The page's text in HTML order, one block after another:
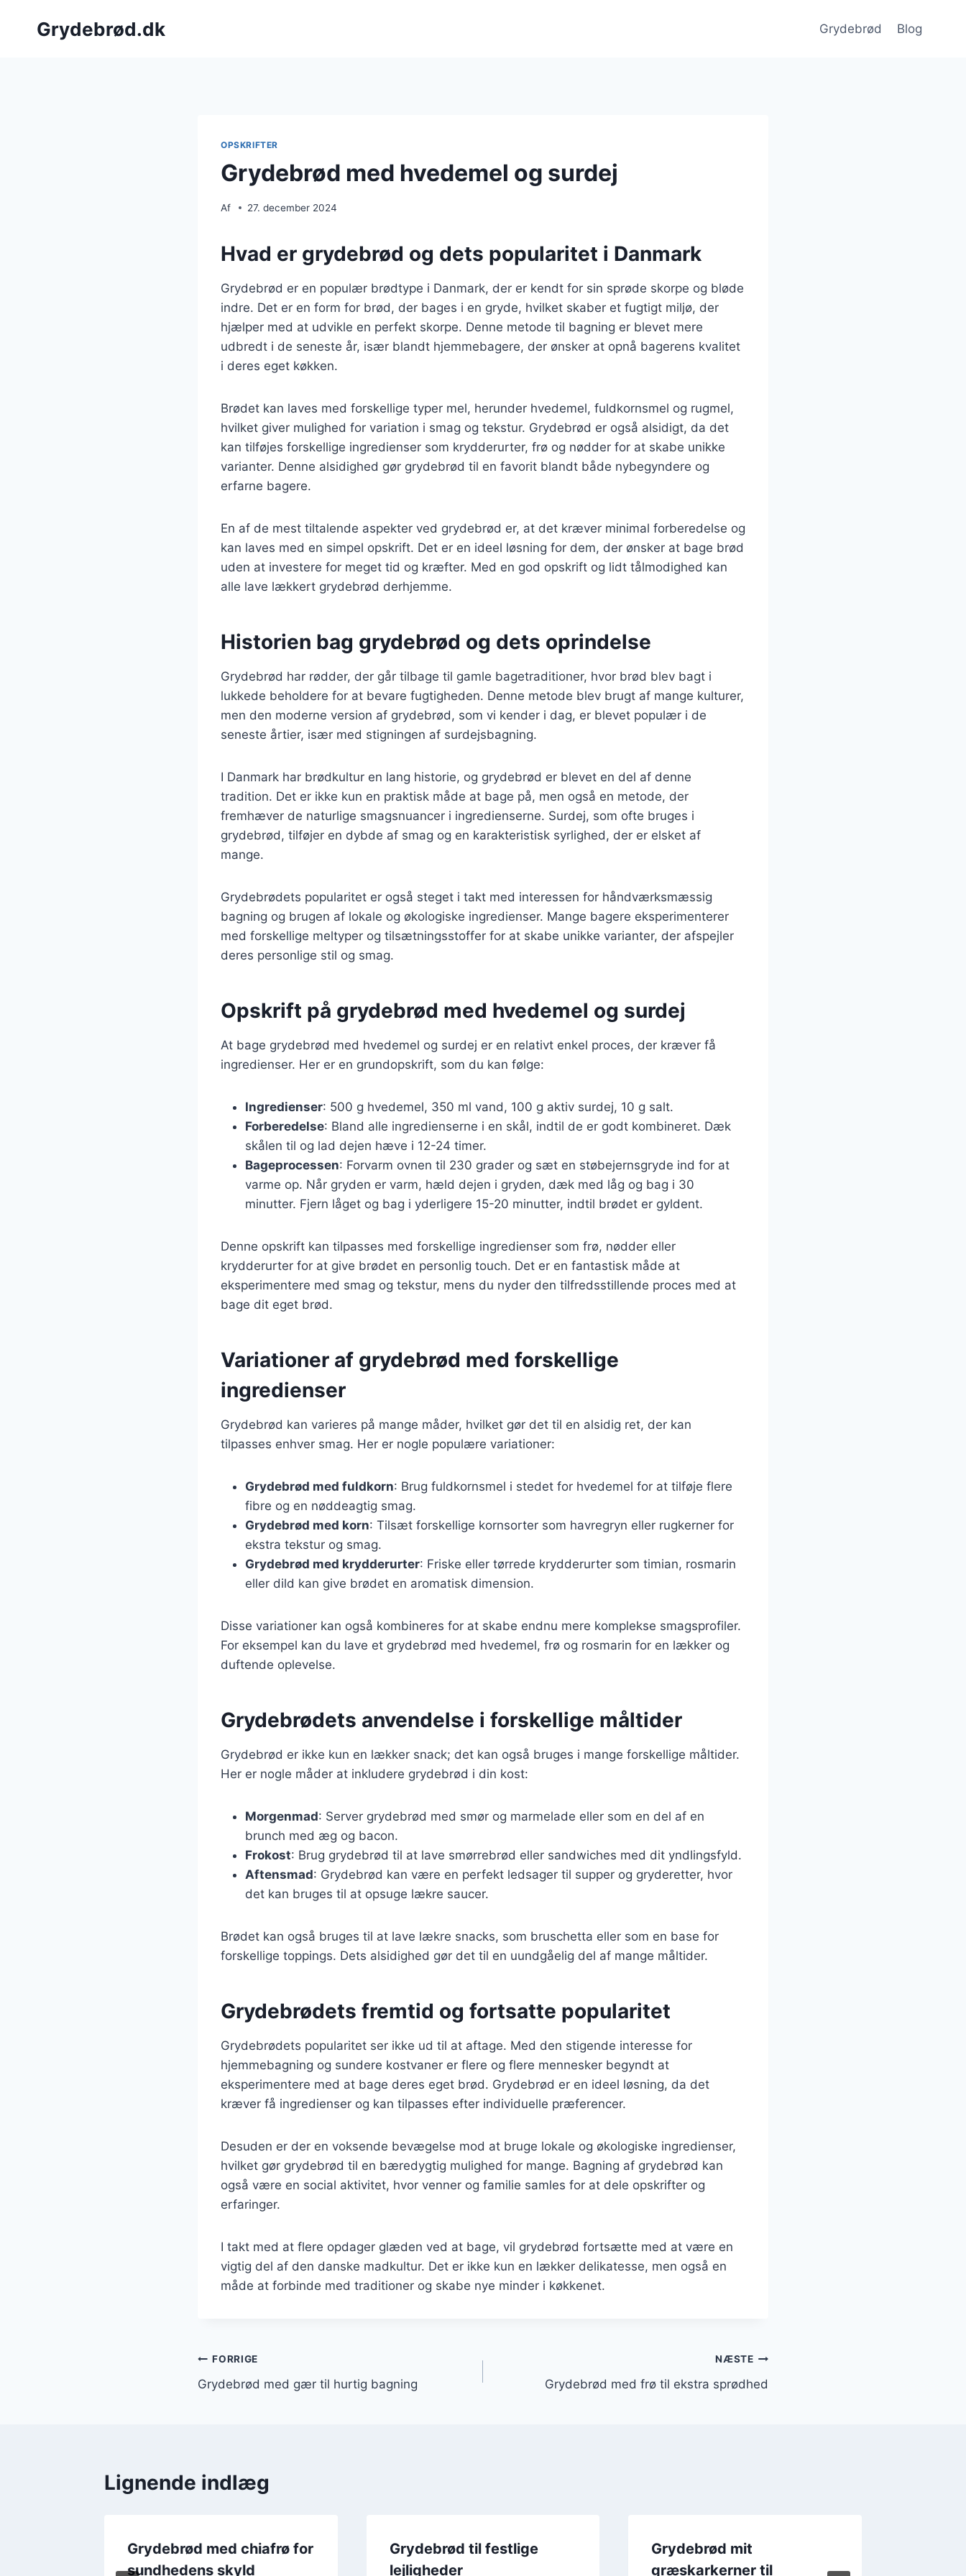
Grydebrød.dk Grydebrød Blog
OPSKRIFTER
Grydebrød med hvedemel og surdej
Af 27. december 2024
Hvad er grydebrød og dets popularitet i Danmark
Grydebrød er en populær brødtype i Danmark, der er kendt for sin sprøde skorpe og bløde
indre. Det er en form for brød, der bages i en gryde, hvilket skaber et fugtigt miljø, der
hjælper med at udvikle en perfekt skorpe. Denne metode til bagning er blevet mere
udbredt i de seneste år, især blandt hjemmebagere, der ønsker at opnå bagerens kvalitet
i deres eget køkken.
Brødet kan laves med forskellige typer mel, herunder hvedemel, fuldkornsmel og rugmel,
hvilket giver mulighed for variation i smag og tekstur. Grydebrød er også alsidigt, da det
kan tilføjes forskellige ingredienser som krydderurter, frø og nødder for at skabe unikke
varianter. Denne alsidighed gør grydebrød til en favorit blandt både nybegyndere og
erfarne bagere.
En af de mest tiltalende aspekter ved grydebrød er, at det kræver minimal forberedelse og
kan laves med en simpel opskrift. Det er en ideel løsning for dem, der ønsker at bage brød
uden at investere for meget tid og kræfter. Med en god opskrift og lidt tålmodighed kan
alle lave lækkert grydebrød derhjemme.
Historien bag grydebrød og dets oprindelse
Grydebrød har rødder, der går tilbage til gamle bagetraditioner, hvor brød blev bagt i
lukkede beholdere for at bevare fugtigheden. Denne metode blev brugt af mange kulturer,
men den moderne version af grydebrød, som vi kender i dag, er blevet populær i de
seneste årtier, især med stigningen af surdejsbagning.
I Danmark har brødkultur en lang historie, og grydebrød er blevet en del af denne
tradition. Det er ikke kun en praktisk måde at bage på, men også en metode, der
fremhæver de naturlige smagsnuancer i ingredienserne. Surdej, som ofte bruges i
grydebrød, tilføjer en dybde af smag og en karakteristisk syrlighed, der er elsket af
mange.
Grydebrødets popularitet er også steget i takt med interessen for håndværksmæssig
bagning og brugen af lokale og økologiske ingredienser. Mange bagere eksperimenterer
med forskellige meltyper og tilsætningsstoffer for at skabe unikke varianter, der afspejler
deres personlige stil og smag.
Opskrift på grydebrød med hvedemel og surdej
At bage grydebrød med hvedemel og surdej er en relativt enkel proces, der kræver få
ingredienser. Her er en grundopskrift, som du kan følge:
Ingredienser: 500 g hvedemel, 350 ml vand, 100 g aktiv surdej, 10 g salt.
Forberedelse: Bland alle ingredienserne i en skål, indtil de er godt kombineret. Dæk
skålen til og lad dejen hæve i 12-24 timer.
Bageprocessen: Forvarm ovnen til 230 grader og sæt en støbejernsgryde ind for at
varme op. Når gryden er varm, hæld dejen i gryden, dæk med låg og bag i 30
minutter. Fjern låget og bag i yderligere 15-20 minutter, indtil brødet er gyldent.
Denne opskrift kan tilpasses med forskellige ingredienser som frø, nødder eller
krydderurter for at give brødet en personlig touch. Det er en fantastisk måde at
eksperimentere med smag og tekstur, mens du nyder den tilfredsstillende proces med at
bage dit eget brød.
Variationer af grydebrød med forskellige
ingredienser
Grydebrød kan varieres på mange måder, hvilket gør det til en alsidig ret, der kan
tilpasses enhver smag. Her er nogle populære variationer:
Grydebrød med fuldkorn: Brug fuldkornsmel i stedet for hvedemel for at tilføje flere
fibre og en nøddeagtig smag.
Grydebrød med korn: Tilsæt forskellige kornsorter som havregryn eller rugkerner for
ekstra tekstur og smag.
Grydebrød med krydderurter: Friske eller tørrede krydderurter som timian, rosmarin
eller dild kan give brødet en aromatisk dimension.
Disse variationer kan også kombineres for at skabe endnu mere komplekse smagsprofiler.
For eksempel kan du lave et grydebrød med hvedemel, frø og rosmarin for en lækker og
duftende oplevelse.
Grydebrødets anvendelse i forskellige måltider
Grydebrød er ikke kun en lækker snack; det kan også bruges i mange forskellige måltider.
Her er nogle måder at inkludere grydebrød i din kost:
Morgenmad: Server grydebrød med smør og marmelade eller som en del af en
brunch med æg og bacon.
Frokost: Brug grydebrød til at lave smørrebrød eller sandwiches med dit yndlingsfyld.
Aftensmad: Grydebrød kan være en perfekt ledsager til supper og gryderetter, hvor
det kan bruges til at opsuge lækre saucer.
Brødet kan også bruges til at lave lækre snacks, som bruschetta eller som en base for
forskellige toppings. Dets alsidighed gør det til en uundgåelig del af mange måltider.
Grydebrødets fremtid og fortsatte popularitet
Grydebrødets popularitet ser ikke ud til at aftage. Med den stigende interesse for
hjemmebagning og sundere kostvaner er flere og flere mennesker begyndt at
eksperimentere med at bage deres eget brød. Grydebrød er en ideel løsning, da det
kræver få ingredienser og kan tilpasses efter individuelle præferencer.
Desuden er der en voksende bevægelse mod at bruge lokale og økologiske ingredienser,
hvilket gør grydebrød til en bæredygtig mulighed for mange. Bagning af grydebrød kan
også være en social aktivitet, hvor venner og familie samles for at dele opskrifter og
erfaringer.
I takt med at flere opdager glæden ved at bage, vil grydebrød fortsætte med at være en
vigtig del af den danske madkultur. Det er ikke kun en lækker delikatesse, men også en
måde at forbinde med traditioner og skabe nye minder i køkkenet.
Indlægsnavigation
FORRIGE
Grydebrød med gær til hurtig bagning
NÆSTE
Grydebrød med frø til ekstra sprødhed
Lignende indlæg
Grydebrød med chiafrø for
sundhedens skyld
Grydebrød til festlige
lejligheder
Grydebrød mit
græskarkerner til